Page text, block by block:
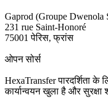
Gaprod (Groupe Dwenola
231 rue Saint-Honoré
75001 पेरिस, फ्रांस
ओपन सोर्स
HexaTransfer पारदर्शिता के
कार्यान्वयन खुला है और सुरक्षा